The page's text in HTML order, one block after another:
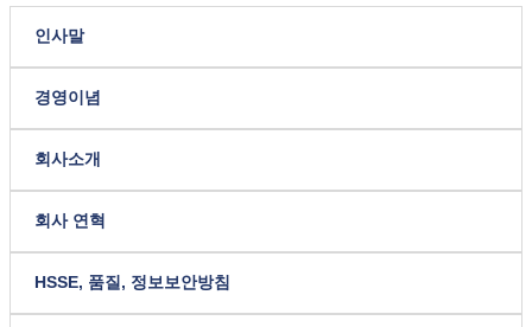
인사말
경영이념
회사소개
회사 연혁
HSSE, 품질, 정보보안방침